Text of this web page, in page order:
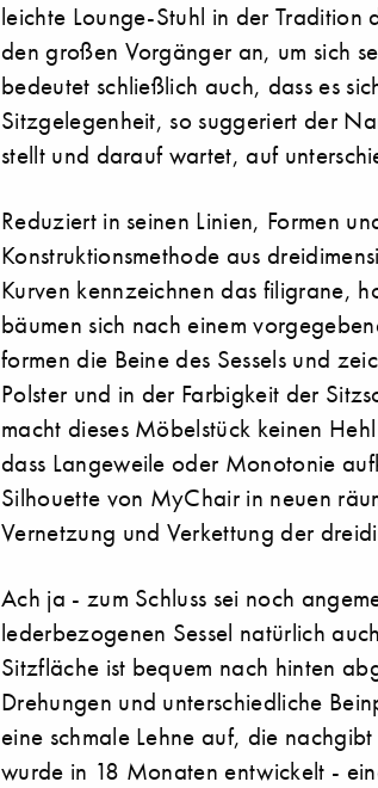
leichte Lounge-Stuhl in der Tradition
den großen Vorgänger an, um sich
bedeutet schließlich auch, dass es
Sitzgelegenheit, so suggeriert der
stellt und darauf wartet, auf
Reduziert in seinen Linien, Formen
Konstruktionsmethode aus
Kurven kennzeichnen das filigrane,
bäumen sich nach einem
formen die Beine des Sessels und
Polster und in der Farbigkeit der
macht dieses Möbelstück keinen
dass Langeweile oder Monotonie
Silhouette von MyChair in neuen
Vernetzung und Verkettung der
Ach ja - zum Schluss sei noch
lederbezogenen Sessel natürlich
Sitzfläche ist bequem nach hinten
Drehungen und unterschiedliche
eine schmale Lehne auf, die
wurde in 18 Monaten entwickelt -